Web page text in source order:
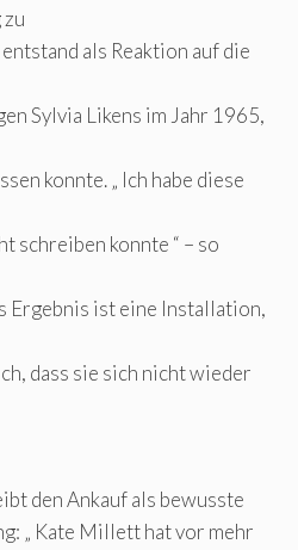
als Reaktion auf die
Sylvia Likens im Jahr 1965,
konnte. „ Ich habe diese
schreiben konnte “ – so
Ergebnis ist eine Installation,
dass sie sich nicht wieder
den Ankauf als bewusste
„ Kate Millett hat vor mehr